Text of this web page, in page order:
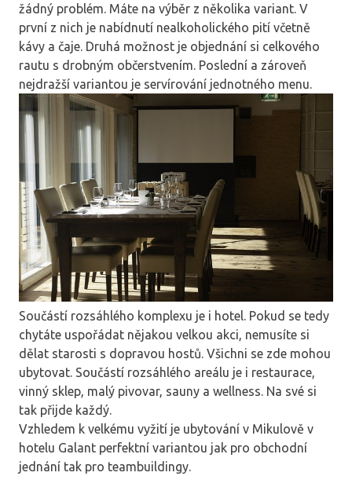
žádný problém. Máte na výběr z několika variant. V
první z nich je nabídnutí nealkoholického pití včetně
kávy a čaje. Druhá možnost je objednání si celkového
rautu s drobným občerstvením. Poslední a zároveň
nejdražší variantou je servírování jednotného menu.
Součástí rozsáhlého komplexu je i hotel. Pokud se tedy
chytáte uspořádat nějakou velkou akci, nemusíte si
dělat starosti s dopravou hostů. Všichni se zde mohou
ubytovat. Součástí rozsáhlého areálu je i restaurace,
vinný sklep, malý pivovar, sauny a wellness. Na své si
tak přijde každý.
Vzhledem k velkému vyžití je ubytování v Mikulově v
hotelu Galant perfektní variantou jak pro obchodní
jednání tak pro teambuildingy.